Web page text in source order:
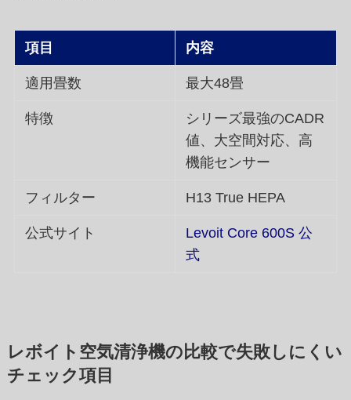
項目 内容
適用畳数 最大48畳
特徴
シリーズ最強のCADR
値、大空間対応、高
機能センサー
フィルター H13 True HEPA
公式サイト
Levoit Core 600S 公
式
レボイト空気清浄機の比較で失敗しにくい
チェック項目